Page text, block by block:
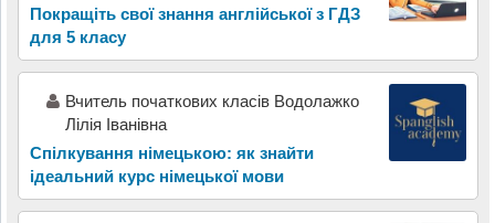
Покращіть свої знання англійської з ГДЗ
для 5 класу
Вчитель початкових класів Водолажко
Лілія Іванівна
Спілкування німецькою: як знайти
ідеальний курс німецької мови